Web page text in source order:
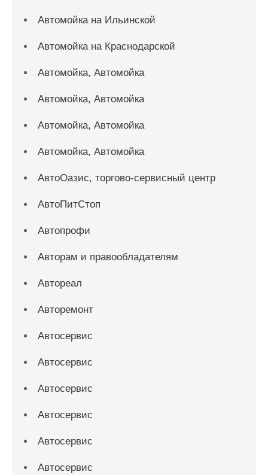
Автомойка на Ильинской
Автомойка на Краснодарской
Автомойка, Автомойка
Автомойка, Автомойка
Автомойка, Автомойка
Автомойка, Автомойка
АвтоОазис, торгово-сервисный центр
АвтоПитСтоп
Автопрофи
Авторам и правообладателям
Автореал
Авторемонт
Автосервис
Автосервис
Автосервис
Автосервис
Автосервис
Автосервис